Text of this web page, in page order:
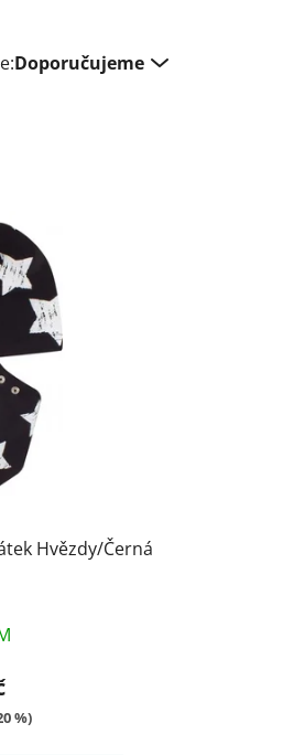
Doporučujeme
Hvězdy/Černá
%)